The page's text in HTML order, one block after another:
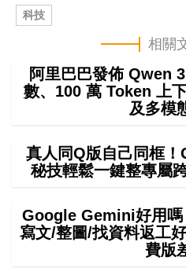
科技
相關
阿里巴巴發佈 Qwen
數、100 萬 Token 上
及多模
真人同Q版自己同框
秘技輕鬆一鍵整專屬
Google Gemini好用
寫文/整圖/找資料返工
費版